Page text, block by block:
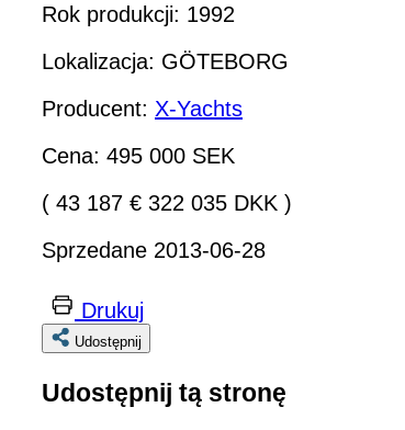
Rok produkcji: 1992
Lokalizacja: GÖTEBORG
Producent: X-Yachts
Cena: 495 000 SEK
( 43 187 € 322 035 DKK )
Sprzedane 2013-06-28
Drukuj
Udostępnij
Udostępnij tą stronę